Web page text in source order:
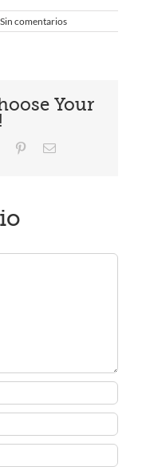
Sin comentarios
Your
Tumblr PinterestCorreo